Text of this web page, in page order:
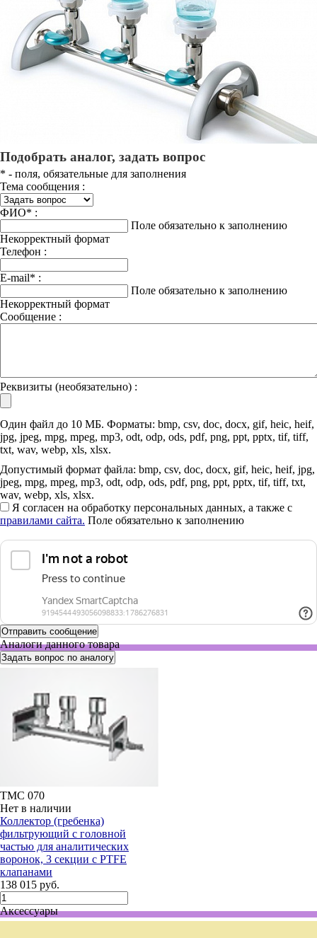
Подобрать аналог, задать вопрос
* - поля, обязательные для заполнения
Тема сообщения :
ФИО* :
Поле обязательно к заполнению
Некорректный формат
Телефон :
E-mail* :
Поле обязательно к заполнению
Некорректный формат
Сообщение :
Реквизиты (необязательно) :
Один файл до 10 МБ. Форматы: bmp, csv, doc, docx, gif, heic, heif,
jpg, jpeg, mpg, mpeg, mp3, odt, odp, ods, pdf, png, ppt, pptx, tif, tiff,
txt, wav, webp, xls, xlsx.
Допустимый формат файла: bmp, csv, doc, docx, gif, heic, heif, jpg,
jpeg, mpg, mpeg, mp3, odt, odp, ods, pdf, png, ppt, pptx, tif, tiff, txt,
wav, webp, xls, xlsx.
Я согласен на обработку персональных данных, а также с
правилами сайта. Поле обязательно к заполнению
Аналоги данного товара
Задать вопрос по аналогу
TMC 070
Нет в наличии
Коллектор (гребенка)
фильтрующий с головной
частью для аналитических
воронок, 3 секции с PTFE
клапанами
138 015 руб.
Аксессуары